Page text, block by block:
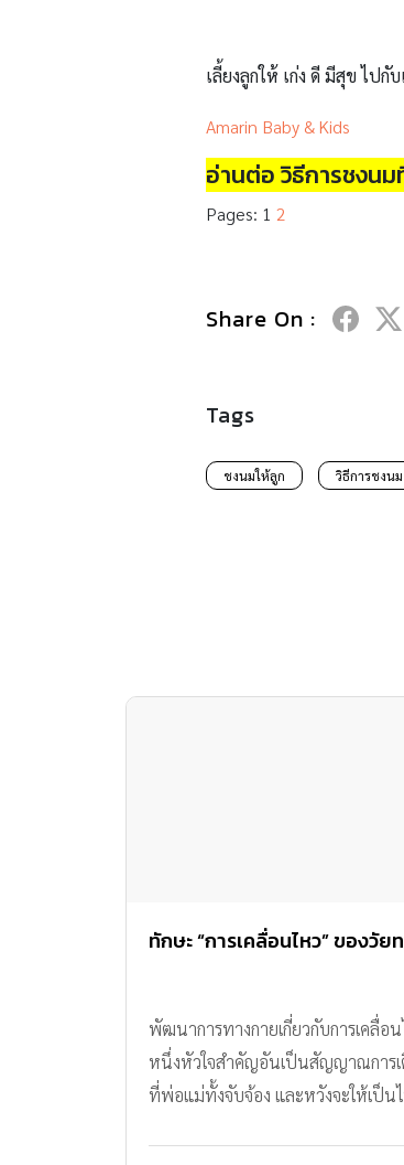
เลี้ยงลูกให้ เก่ง ดี มีสุข ไปกั
Amarin Baby & Kids
อ่านต่อ วิธีการชงน
Pages: 1 2
Share On :
Tags
ชงนมให้ลูก วิธีการชงนม
ทักษะ “การเคลื่อนไหว” ของวัย
พัฒนาการทางกายเกี่ยวกับการเคลื่อ
หนึ่งหัวใจสำคัญอันเป็นสัญญาณการเ
ที่พ่อแม่ทั้งจับจ้อง และหวังจะให้เป็น